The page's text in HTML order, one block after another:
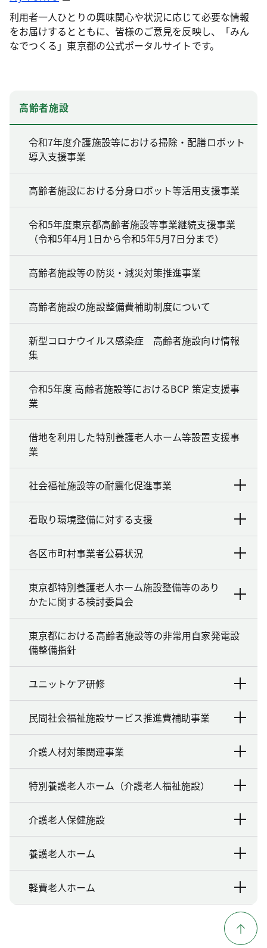
利用者一人ひとりの興味関心や状況に応じて必要な情報
をお届けするとともに、皆様のご意見を反映し、「みん
なでつくる」東京都の公式ポータルサイトです。
高齢者施設
令和7年度介護施設等における掃除・配膳ロボット
導入支援事業
高齢者施設における分身ロボット等活用支援事業
令和5年度東京都高齢者施設等事業継続支援事業
（令和5年4月1日から令和5年5月7日分まで）
高齢者施設等の防災・減災対策推進事業
高齢者施設の施設整備費補助制度について
新型コロナウイルス感染症 高齢者施設向け情報
集
令和5年度 高齢者施設等におけるBCP 策定支援事
業
借地を利用した特別養護老人ホーム等設置支援事
業
社会福祉施設等の耐震化促進事業
看取り環境整備に対する支援
各区市町村事業者公募状況
東京都特別養護老人ホーム施設整備等のあり
かたに関する検討委員会
東京都における高齢者施設等の非常用自家発電設
備整備指針
ユニットケア研修
民間社会福祉施設サービス推進費補助事業
介護人材対策関連事業
特別養護老人ホーム（介護老人福祉施設）
介護老人保健施設
養護老人ホーム
軽費老人ホーム